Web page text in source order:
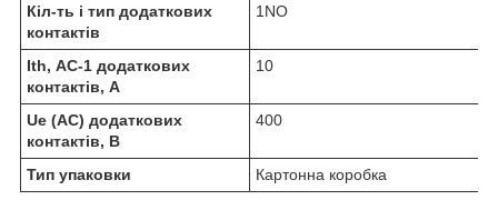
Кіл-ть і тип додаткових
контактів
1NO
Ith, АС-1 додаткових
контактів, А
10
Ue (АС) додаткових
контактів, В
400
Тип упаковки Картонна коробка